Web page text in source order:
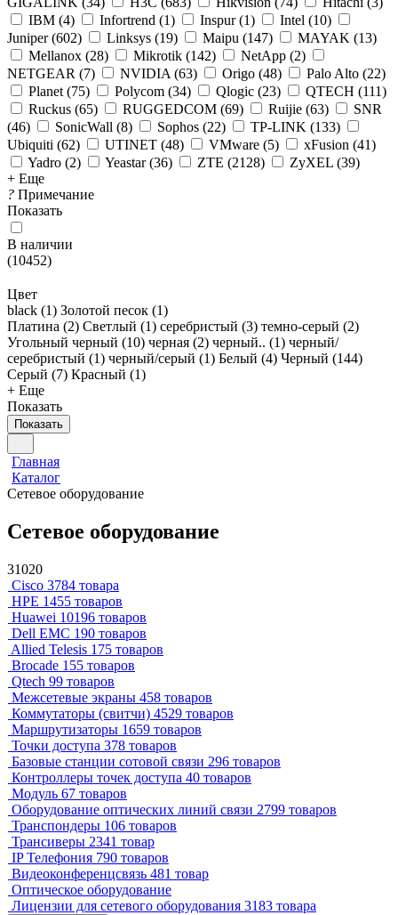
IBM (4) Infortrend (1) Inspur(1) Intel (10)
Juniper(602) Linksys (19) Maipu (147) MAYAK (13)
Mellanox (28) Mikrotik (142) NetApp (2)
NETGEAR (7) NVIDIA (63) Origo (48) Palo Alto (22)
Planet (75) Polycom (34) Qlogic (23) QTECH (111)
Ruckus (65) RUGGEDCOM (69) Ruijie (63)
SNR
(46) SonicWall (8) Sophos (22) TP-LINK (133)
Ubiquiti (62) UTINET (48) VMware (5) xFusion (41)
Yadro (2) Yeastar(36) ZTE (2128) ZyXEL (39)
+ Еще
? Примечание
Показать
В наличии
(10452)
Цвет
black (1) Золотой песок (1)
Платина (2) Светлый (1) серебристый (3) темно-серый (2)
Угольный черный (10) черная (2) черный.. (1) черный/
серебристый (1) черный/серый (1) Белый (4) Черный (144)
Серый (7) Красный (1)
+ Еще
Показать
Показать
Главная
Каталог
Сетевое оборудование
Сетевое оборудование
31020
Cisco 3784 товара
HPE 1455 товаров
Huawei 10196 товаров
Dell EMC 190 товаров
Allied Telesis 175 товаров
Brocade 155 товаров
Qtech 99 товаров
Межсетевые экраны 458 товаров
Коммутаторы (свитчи) 4529 товаров
Маршрутизаторы 1659 товаров
Точки доступа 378 товаров
Базовые станции сотовой связи 296 товаров
Контроллеры точек доступа 40 товаров
Модуль 67 товаров
Оборудование оптических линий связи 2799 товаров
Транспондеры 106 товаров
Трансиверы 2341 товар
IP Телефония 790 товаров
Видеоконференцсвязь 481 товар
Оптическое оборудование
Лицензии для сетевого оборудования 3183 товара